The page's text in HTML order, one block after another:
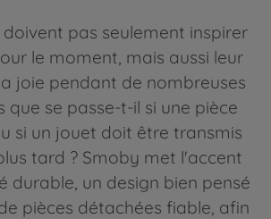
doivent pas seulement inspirer
le moment, mais aussi leur
joie pendant de nombreuses
que se passe-t-il si une pièce
si un jouet doit être transmis
tard ? Smoby met l'accent
durable, un design bien pensé
pièces détachées fiable, afin